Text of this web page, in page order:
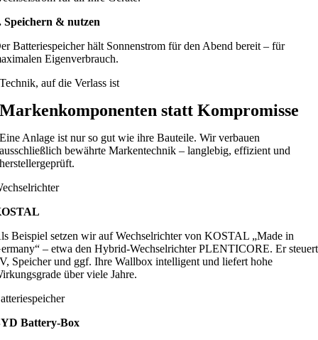
Speichern & nutzen
Batteriespeicher hält Sonnenstrom für den Abend bereit – für
Eigenverbrauch.
Technik, auf die Verlass ist
Markenkomponenten statt Kompromisse
Eine Anlage ist nur so gut wie ihre Bauteile. Wir verbauen
ausschließlich bewährte Markentechnik – langlebig, effizient und
herstellergeprüft.
Beispiel setzen wir auf Wechselrichter von KOSTAL „Made in
– etwa den Hybrid-Wechselrichter PLENTICORE. Er steuert
Speicher und ggf. Ihre Wallbox intelligent und liefert hohe
über viele Jahre.
Battery-Box